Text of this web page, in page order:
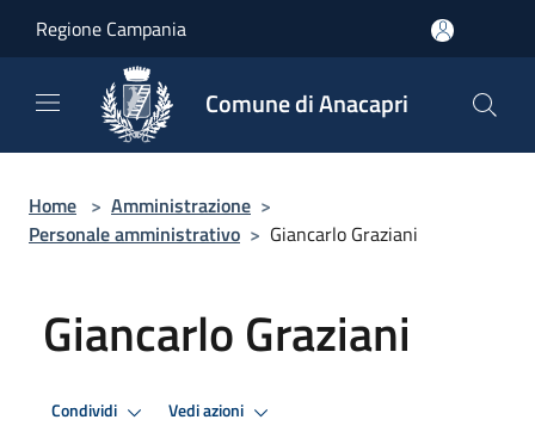
Regione Campania
Comune di Anacapri
Home > Amministrazione >
Personale amministrativo > Giancarlo Graziani
Giancarlo Graziani
Condividi Vedi azioni